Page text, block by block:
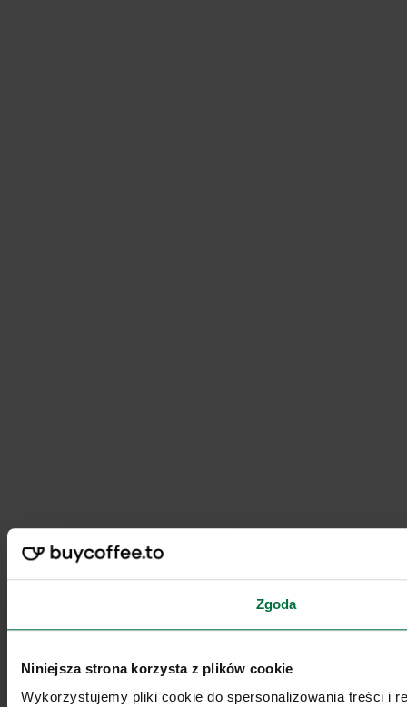
Zgoda
Niniejsza strona korzysta z plików cookie
Wykorzystujemy pliki cookie do spersonalizowania treści i